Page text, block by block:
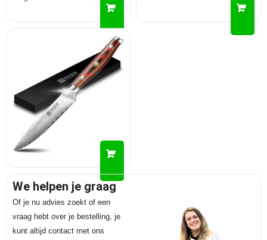
We helpen je graag
Of je nu advies zoekt of een
vraag hebt over je bestelling, je
kunt altijd contact met ons